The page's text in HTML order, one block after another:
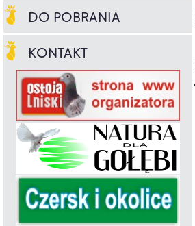
DO POBRANIA
KONTAKT